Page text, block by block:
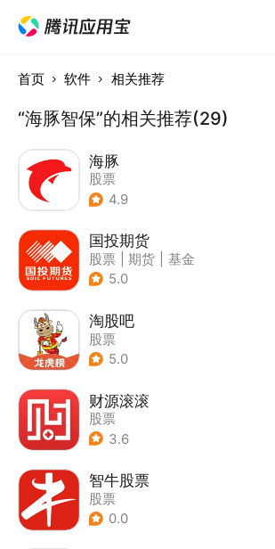
首页 软件 相关推荐
“海豚智保”的相关推荐(29)
海豚
股票
4.9
国投期货
股票 期货
基金
5.0
淘股吧
股票
5.0
财源滚滚
股票
3.6
智牛股票
股票
0.0